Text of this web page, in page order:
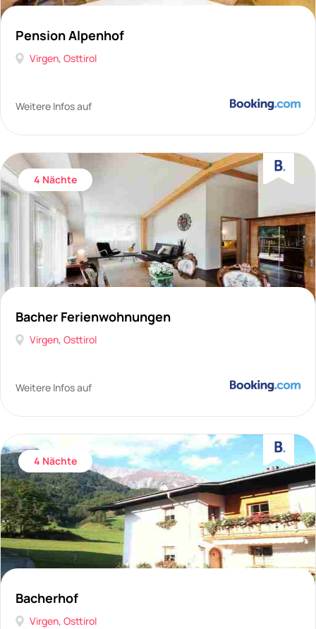
Pension Alpenhof
Virgen, Osttirol
Weitere Infos auf
4 Nächte
Bacher Ferienwohnungen
Virgen, Osttirol
Weitere Infos auf
4 Nächte
Bacherhof
Virgen, Osttirol